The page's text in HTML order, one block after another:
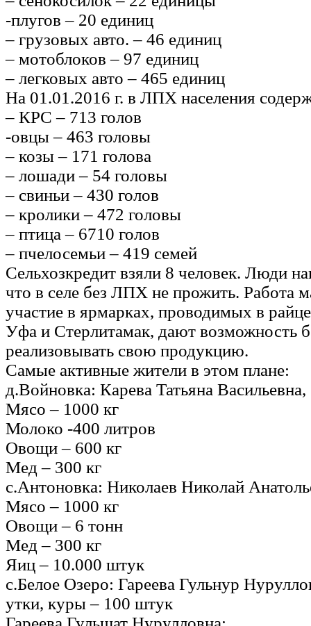
-плугов – 20 единиц
– грузовых авто. – 46 единиц
– мотоблоков – 97 единиц
– легковых авто – 465 единиц
На 01.01.2016 г. в ЛПХ населения
– КРС – 713 голов
-овцы – 463 головы
– козы – 171 голова
– лошади – 54 головы
– свиньи – 430 голов
– кролики – 472 головы
– птица – 6710 голов
– пчелосемьи – 419 семей
Сельхозкредит взяли 8 человек. Люди
что в селе без ЛПХ не прожить. Работа
участие в ярмарках, проводимых в
Уфа и Стерлитамак, дают возможность
реализовывать свою продукцию.
Самые активные жители в этом плане:
д.Войновка: Карева Татьяна Васильевна,
Мясо – 1000 кг
Молоко -400 литров
Овощи – 600 кг
Мед – 300 кг
с.Антоновка: Николаев Николай
Мясо – 1000 кг
Овощи – 6 тонн
Мед – 300 кг
Яиц – 10.000 штук
с.Белое Озеро: Гареева Гульнур
утки, куры – 100 штук